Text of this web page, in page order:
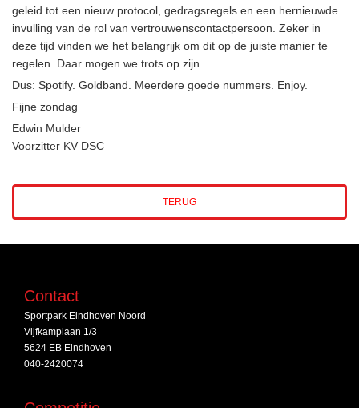
geleid tot een nieuw protocol, gedragsregels en een hernieuwde
invulling van de rol van vertrouwenscontactpersoon. Zeker in
deze tijd vinden we het belangrijk om dit op de juiste manier te
regelen. Daar mogen we trots op zijn.
Dus: Spotify. Goldband. Meerdere goede nummers. Enjoy.
Fijne zondag
Edwin Mulder
Voorzitter KV DSC
TERUG
Contact
Sportpark Eindhoven Noord
Vijfkamplaan 1/3
5624 EB Eindhoven
040-2420074